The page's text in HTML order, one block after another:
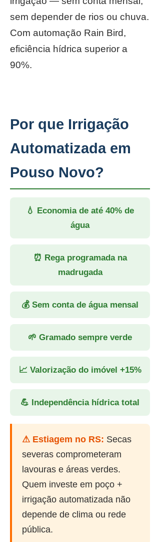
sem depender de rios ou chuva.
Com automação Rain Bird,
eficiência hídrica superior a
90%.
Por que Irrigação
Automatizada em
Pouso Novo?
💧 Economia de até 40% de
água
⏰ Rega programada na
madrugada
💰 Sem conta de água mensal
🌱 Gramado sempre verde
📈 Valorização do imóvel +15%
💪 Independência hídrica total
⚠ Estiagem no RS: Secas
severas comprometeram
lavouras e áreas verdes.
Quem investe em poço +
irrigação automatizada não
depende de clima ou rede
pública.